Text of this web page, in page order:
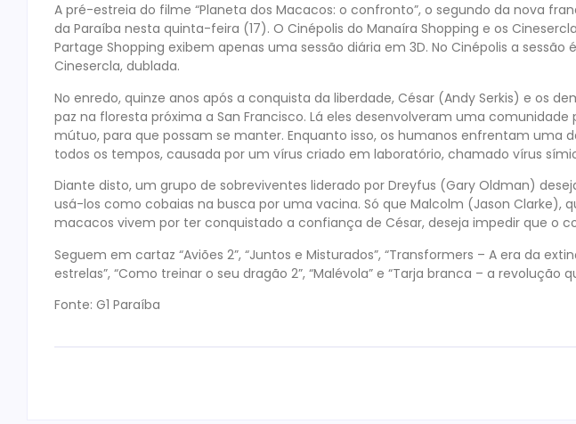
A pré-estreia do filme “Planeta dos Macacos: o confronto”, o segundo da nova
da Paraíba nesta quinta-feira (17). O Cinépolis do Manaíra Shopping e os
Partage Shopping exibem apenas uma sessão diária em 3D. No Cinépolis a sessão
Cinesercla, dublada.
No enredo, quinze anos após a conquista da liberdade, César (Andy Serkis) e os
paz na floresta próxima a San Francisco. Lá eles desenvolveram uma comunidade
mútuo, para que possam se manter. Enquanto isso, os humanos enfrentam uma
todos os tempos, causada por um vírus criado em laboratório, chamado vírus
Diante disto, um grupo de sobreviventes liderado por Dreyfus (Gary Oldman)
usá-los como cobaias na busca por uma vacina. Só que Malcolm (Jason Clarke),
macacos vivem por ter conquistado a confiança de César, deseja impedir que o
Seguem em cartaz “Aviões 2”, “Juntos e Misturados”, “Transformers – A era da
estrelas”, “Como treinar o seu dragão 2”, “Malévola” e “Tarja branca – a revolução
Fonte: G1 Paraíba